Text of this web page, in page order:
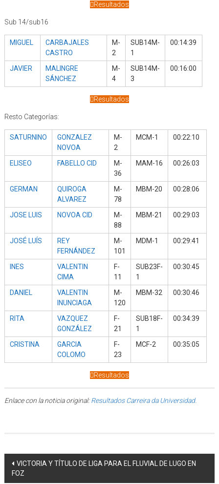
Resultados
Sub 14/sub16
MIGUEL
CARBAJALES
CASTRO
M-
2
SUB14M-
1
00:14:39
JAVIER
MALINGRE
SÁNCHEZ
M-
4
SUB14M-
3
00:16:00
Resultados
Resto Categorías:
SATURNINO
GONZALEZ
NOVOA
M-
2
MCM-1 00:22:10
ELISEO FABELLO CID
M-
36
MAM-16 00:26:03
GERMAN
QUIROGA
ALVAREZ
M-
78
MBM-20 00:28:06
JOSE LUIS NOVOA CID
M-
88
MBM-21 00:29:03
JOSÉ LUÍS
REY
FERNÁNDEZ
M-
101
MDM-1 00:29:41
INES
VALENTIN
CIMA
F-
11
SUB23F-
1
00:30:45
DANIEL
VALENTIN
INUNCIAGA
M-
120
MBM-32 00:30:46
RITA
VAZQUEZ
GONZÁLEZ
F-
21
SUB18F-
1
00:34:39
CRISTINA
GARCIA
COLOMO
F-
23
MCF-2 00:35:05
Resultados
Enlace con la noticia original:Resultados Carreira da Universidad.
Post navigation
VICTORIA Y TÍTULO DE LIGA PARA EL FLUVIAL DE LUGO EN
FOZ